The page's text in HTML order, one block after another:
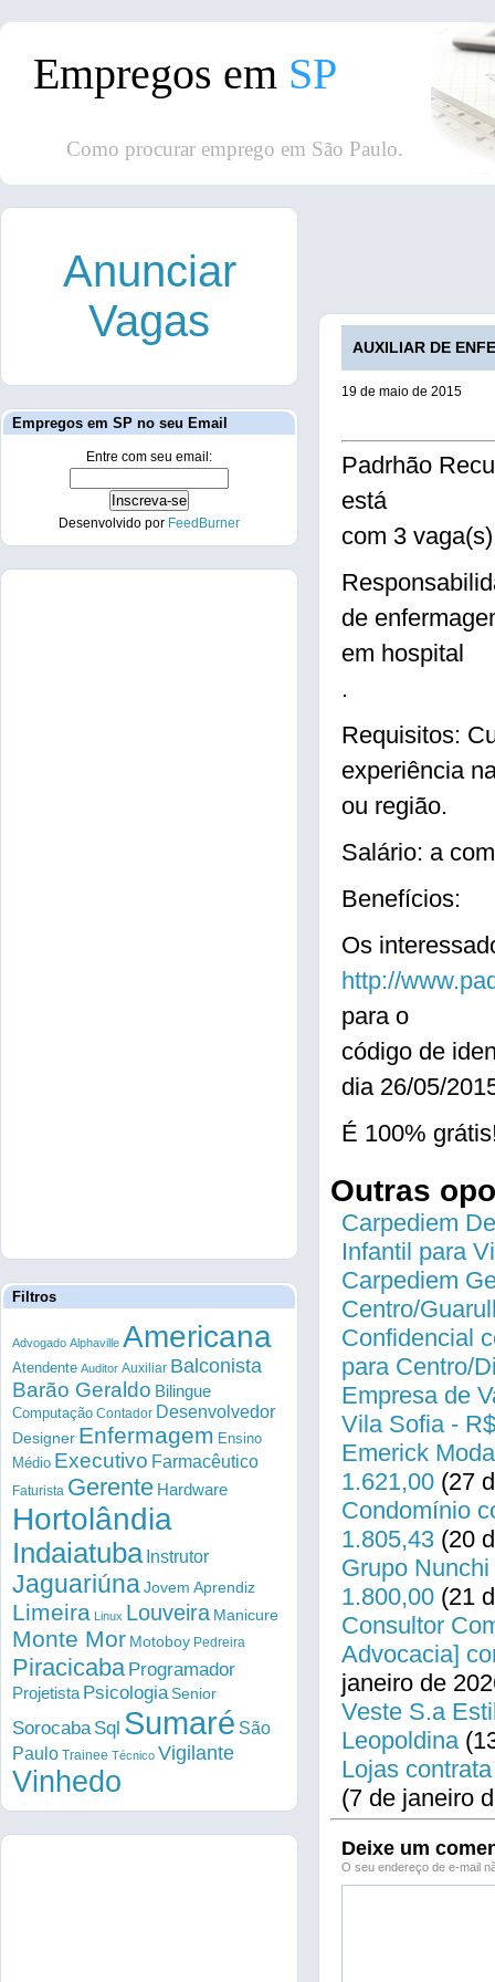
Empregos em SP
Como procurar emprego em São Paulo.
AUXILIAR DE
19 de maio de 2015
Padrhão
está
com 3
de
em hospital
.
Requisitos:
experiência
ou região.
Salário: a
Benefícios:
Os
http://
para o
código de
dia 26/05/
É 100%
Outras
Carpediem
Infantil para
Carpediem
Centro/
Confidencial
para Centro/
Empresa de
Vila Sofia -
Emerick
1.621,00 (27
Condomínio
1.805,43 (20
Grupo
1.800,00 (21
Consultor
Advocacia]
janeiro de
Veste S.a
Leopoldina
Lojas
(7 de janeiro
Deixe um
O seu endereço de e-mail
Anunciar
Vagas
Empregos em SP no seu Email
Entre com seu email:
Desenvolvido por FeedBurner
Filtros
Advogado Alphaville Americana
Atendente Auditor Auxiliar Balconista
Barão Geraldo Bilingue
Computação Contador Desenvolvedor
Designer Enfermagem Ensino
Médio Executivo Farmacêutico
Faturista Gerente Hardware
Hortolândia
Indaiatuba Instrutor
Jaguariúna Jovem Aprendiz
Limeira Linux Louveira Manicure
Monte Mor Motoboy Pedreira
Piracicaba Programador
Projetista PsicologiaSenior
Sorocaba Sql Sumaré São
Paulo Trainee Técnico Vigilante
Vinhedo